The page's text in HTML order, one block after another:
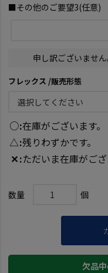
■その他のご要望3(任意)
申し訳ございませ
フレックス 販売形態
○ 在庫がございます。
△ 残りわずかです。
✕ ただいま在庫がござ
欠品